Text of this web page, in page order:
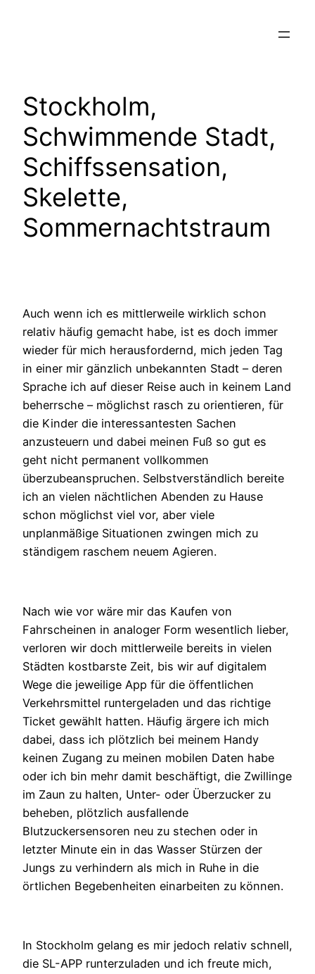
Stockholm,
Schwimmende Stadt,
Schiffssensation,
Skelette,
Sommernachtstraum
Auch wenn ich es mittlerweile wirklich schon
relativ häufig gemacht habe, ist es doch immer
wieder für mich herausfordernd, mich jeden Tag
in einer mir gänzlich unbekannten Stadt – deren
Sprache ich auf dieser Reise auch in keinem Land
beherrsche – möglichst rasch zu orientieren, für
die Kinder die interessantesten Sachen
anzusteuern und dabei meinen Fuß so gut es
geht nicht permanent vollkommen
überzubeanspruchen. Selbstverständlich bereite
ich an vielen nächtlichen Abenden zu Hause
schon möglichst viel vor, aber viele
unplanmäßige Situationen zwingen mich zu
ständigem raschem neuem Agieren.
Nach wie vor wäre mir das Kaufen von
Fahrscheinen in analoger Form wesentlich lieber,
verloren wir doch mittlerweile bereits in vielen
Städten kostbarste Zeit, bis wir auf digitalem
Wege die jeweilige App für die öffentlichen
Verkehrsmittel runtergeladen und das richtige
Ticket gewählt hatten. Häufig ärgere ich mich
dabei, dass ich plötzlich bei meinem Handy
keinen Zugang zu meinen mobilen Daten habe
oder ich bin mehr damit beschäftigt, die Zwillinge
im Zaun zu halten, Unter- oder Überzucker zu
beheben, plötzlich ausfallende
Blutzuckersensoren neu zu stechen oder in
letzter Minute ein in das Wasser Stürzen der
Jungs zu verhindern als mich in Ruhe in die
örtlichen Begebenheiten einarbeiten zu können.
In Stockholm gelang es mir jedoch relativ schnell,
die SL-APP runterzuladen und ich freute mich,